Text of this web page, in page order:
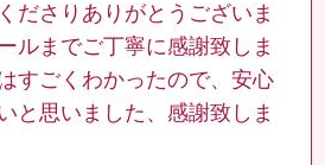
ださりありがとうございま
ルまでご丁寧に感謝致しま
すごくわかったので、安心
と思いました、感謝致しま